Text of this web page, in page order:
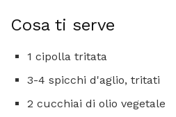
Cosa ti serve
1 cipolla tritata
3-4 spicchi d'aglio, tritati
2 cucchiai di olio vegetale